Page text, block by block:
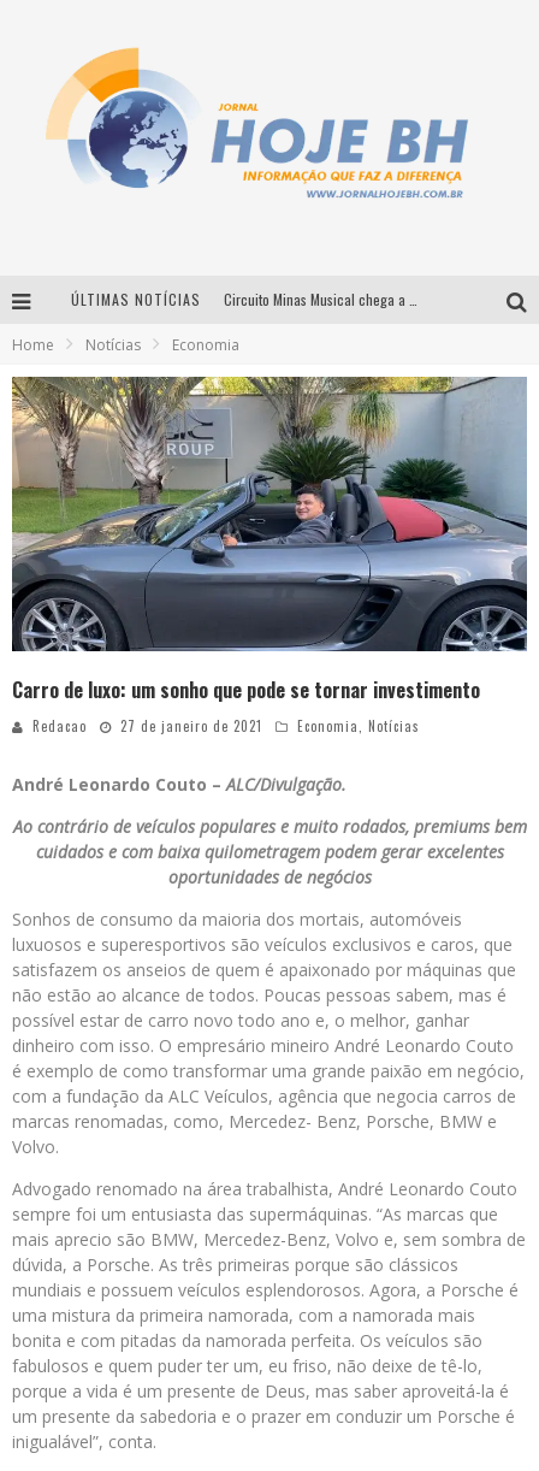
ÚLTIMAS NOTÍCIAS
Simone celebra a força feminina e sua trajetória histórica na MPB em novo show “Que mulher é essa!?” em Belo Horizonte
Home Notícias Economia
Carro de luxo: um sonho que pode se tornar investimento
Redacao 27 de janeiro de 2021 Economia, Notícias
André Leonardo Couto –ALC/Divulgação.
Ao contrário de veículos populares e muito rodados, premiums bem
cuidados e com baixa quilometragem podem gerar excelentes
oportunidades de negócios
Sonhos de consumo da maioria dos mortais, automóveis
luxuosos e superesportivos são veículos exclusivos e caros, que
satisfazem os anseios de quem é apaixonado por máquinas que
não estão ao alcance de todos. Poucas pessoas sabem, mas é
possível estar de carro novo todo ano e, o melhor, ganhar
dinheiro com isso. O empresário mineiro André Leonardo Couto
é exemplo de como transformar uma grande paixão em negócio,
com a fundação da ALC Veículos, agência que negocia carros de
marcas renomadas, como, Mercedez- Benz, Porsche, BMW e
Volvo.
Advogado renomado na área trabalhista, André Leonardo Couto
sempre foi um entusiasta das supermáquinas. “As marcas que
mais aprecio são BMW, Mercedez-Benz, Volvo e, sem sombra de
dúvida, a Porsche. As três primeiras porque são clássicos
mundiais e possuem veículos esplendorosos. Agora, a Porsche é
uma mistura da primeira namorada, com a namorada mais
bonita e com pitadas da namorada perfeita. Os veículos são
fabulosos e quem puder ter um, eu friso, não deixe de tê-lo,
porque a vida é um presente de Deus, mas saber aproveitá-la é
um presente da sabedoria e o prazer em conduzir um Porsche é
inigualável”, conta.